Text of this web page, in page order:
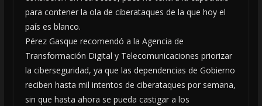
para contener la ola de ciberataques de la que hoy el
país es blanco.
Pérez Gasque recomendó a la Agencia de
Transformación Digital y Telecomunicaciones priorizar
la ciberseguridad, ya que las dependencias de Gobierno
reciben hasta mil intentos de ciberataques por semana,
sin que hasta ahora se pueda castigar a los